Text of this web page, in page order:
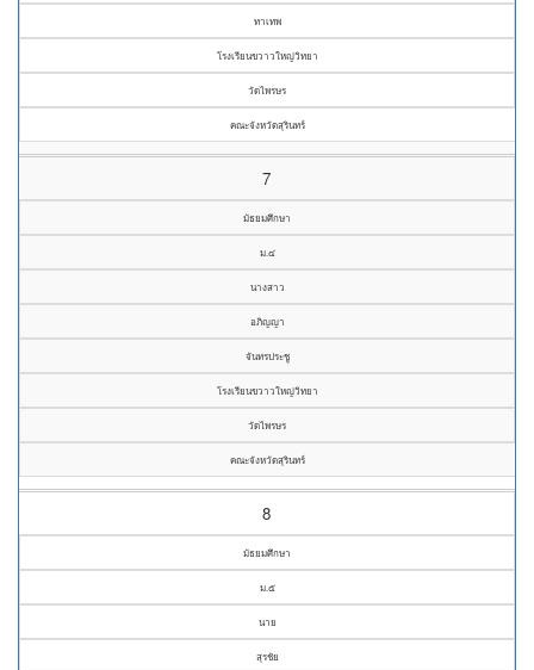
ทาเทพ
โรงเรียนขวาวใหญ่วิทยา
วัดไพรษร
คณะจังหวัดสุรินทร์
7
มัธยมศึกษา
ม.๔
นางสาว
อภิญญา
จันทรประชู
โรงเรียนขวาวใหญ่วิทยา
วัดไพรษร
คณะจังหวัดสุรินทร์
8
มัธยมศึกษา
ม.๕
นาย
สุรชัย